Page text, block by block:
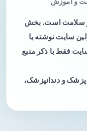
سلامت است. بخش
سایت نوشته یا
فقط با ذکر منبع
و دندانپزشک،